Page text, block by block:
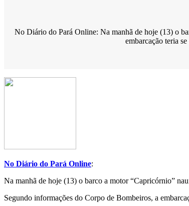
No Diário do Pará Online: Na manhã de hoje (13) o
embarcação teria
No Diário do Pará Online:
Na manhã de hoje (13) o barco a motor “Capricórnio”
Segundo informações do Corpo de Bombeiros, a